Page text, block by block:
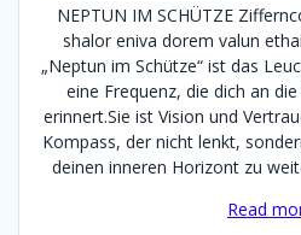
NEPTUN IM SCHÜTZE
shalor eniva dorem valun
„Neptun im Schütze“ ist das
eine Frequenz, die dich an
erinnert.Sie ist Vision und
Kompass, der nicht lenkt,
deinen inneren Horizont zu
Read